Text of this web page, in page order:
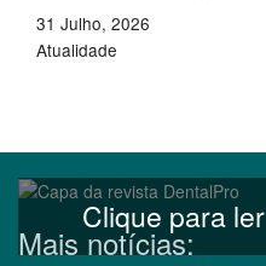
31 Julho, 2026
Atualidade
Clique para ler
Mais notícias: